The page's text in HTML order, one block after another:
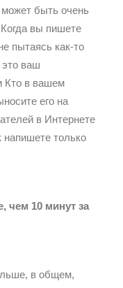
быть очень
Когда вы пишете
пытаясь как-то
это ваш
Кто в вашем
его на
в Интернете
напишете только
чем 10 минут за
в общем,